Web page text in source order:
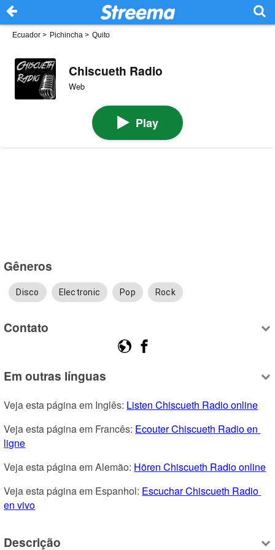
Ecuador > Pichincha > Quito
Chiscueth Radio
Web
Play
Gêneros
Disco Electronic Pop Rock
Contato
Em outras línguas
Veja esta página em Inglês: Listen Chiscueth Radio online
Veja esta página em Francês: Ecouter Chiscueth Radio en
ligne
Veja esta página em Alemão: Hören Chiscueth Radio online
Veja esta página em Espanhol: Escuchar Chiscueth Radio
en vivo
Descrição